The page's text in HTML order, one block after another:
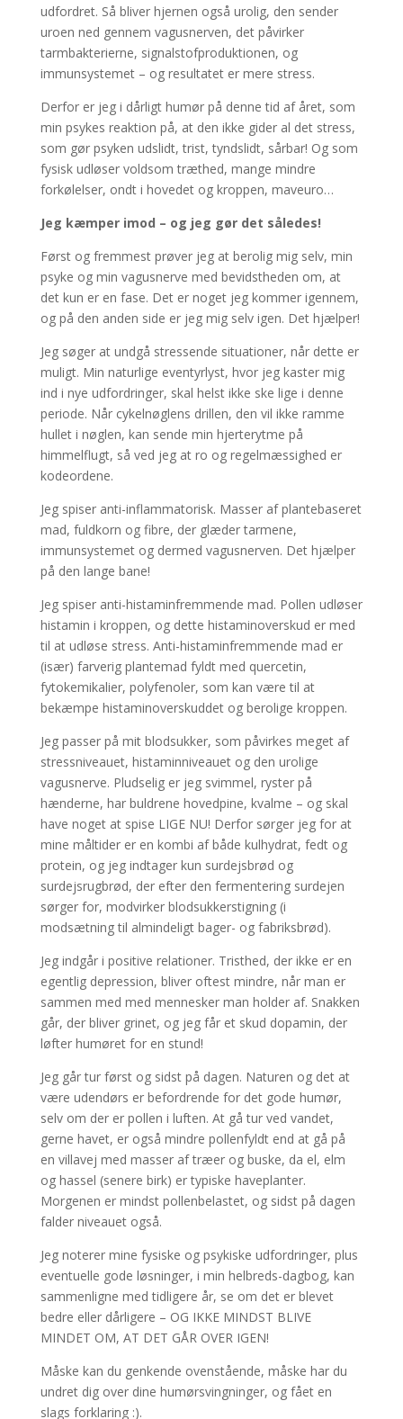
udfordret. Så bliver hjernen også urolig, den sender
uroen ned gennem vagusnerven, det påvirker
tarmbakterierne, signalstofproduktionen, og
immunsystemet – og resultatet er mere stress.
Derfor er jeg i dårligt humør på denne tid af året, som
min psykes reaktion på, at den ikke gider al det stress,
som gør psyken udslidt, trist, tyndslidt, sårbar! Og som
fysisk udløser voldsom træthed, mange mindre
forkølelser, ondt i hovedet og kroppen, maveuro…
Jeg kæmper imod – og jeg gør det således!
Først og fremmest prøver jeg at berolig mig selv, min
psyke og min vagusnerve med bevidstheden om, at
det kun er en fase. Det er noget jeg kommer igennem,
og på den anden side er jeg mig selv igen. Det hjælper!
Jeg søger at undgå stressende situationer, når dette er
muligt. Min naturlige eventyrlyst, hvor jeg kaster mig
ind i nye udfordringer, skal helst ikke ske lige i denne
periode. Når cykelnøglens drillen, den vil ikke ramme
hullet i nøglen, kan sende min hjerterytme på
himmelflugt, så ved jeg at ro og regelmæssighed er
kodeordene.
Jeg spiser anti-inflammatorisk. Masser af plantebaseret
mad, fuldkorn og fibre, der glæder tarmene,
immunsystemet og dermed vagusnerven. Det hjælper
på den lange bane!
Jeg spiser anti-histaminfremmende mad. Pollen udløser
histamin i kroppen, og dette histaminoverskud er med
til at udløse stress. Anti-histaminfremmende mad er
(især) farverig plantemad fyldt med quercetin,
fytokemikalier, polyfenoler, som kan være til at
bekæmpe histaminoverskuddet og berolige kroppen.
Jeg passer på mit blodsukker, som påvirkes meget af
stressniveauet, histaminniveauet og den urolige
vagusnerve. Pludselig er jeg svimmel, ryster på
hænderne, har buldrene hovedpine, kvalme – og skal
have noget at spise LIGE NU! Derfor sørger jeg for at
mine måltider er en kombi af både kulhydrat, fedt og
protein, og jeg indtager kun surdejsbrød og
surdejsrugbrød, der efter den fermentering surdejen
sørger for, modvirker blodsukkerstigning (i
modsætning til almindeligt bager- og fabriksbrød).
Jeg indgår i positive relationer. Tristhed, der ikke er en
egentlig depression, bliver oftest mindre, når man er
sammen med med mennesker man holder af. Snakken
går, der bliver grinet, og jeg får et skud dopamin, der
løfter humøret for en stund!
Jeg går tur først og sidst på dagen. Naturen og det at
være udendørs er befordrende for det gode humør,
selv om der er pollen i luften. At gå tur ved vandet,
gerne havet, er også mindre pollenfyldt end at gå på
en villavej med masser af træer og buske, da el, elm
og hassel (senere birk) er typiske haveplanter.
Morgenen er mindst pollenbelastet, og sidst på dagen
falder niveauet også.
Jeg noterer mine fysiske og psykiske udfordringer, plus
eventuelle gode løsninger, i min helbreds-dagbog, kan
sammenligne med tidligere år, se om det er blevet
bedre eller dårligere – OG IKKE MINDST BLIVE
MINDET OM, AT DET GÅR OVER IGEN!
Måske kan du genkende ovenstående, måske har du
undret dig over dine humørsvingninger, og fået en
slags forklaring :).